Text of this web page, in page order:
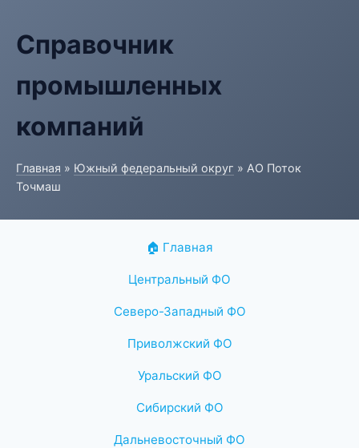
Справочник
промышленных
компаний
Главная » Южный федеральный округ » АО Поток
Точмаш
🏠 Главная
Центральный ФО
Северо-Западный ФО
Приволжский ФО
Уральский ФО
Сибирский ФО
Дальневосточный ФО